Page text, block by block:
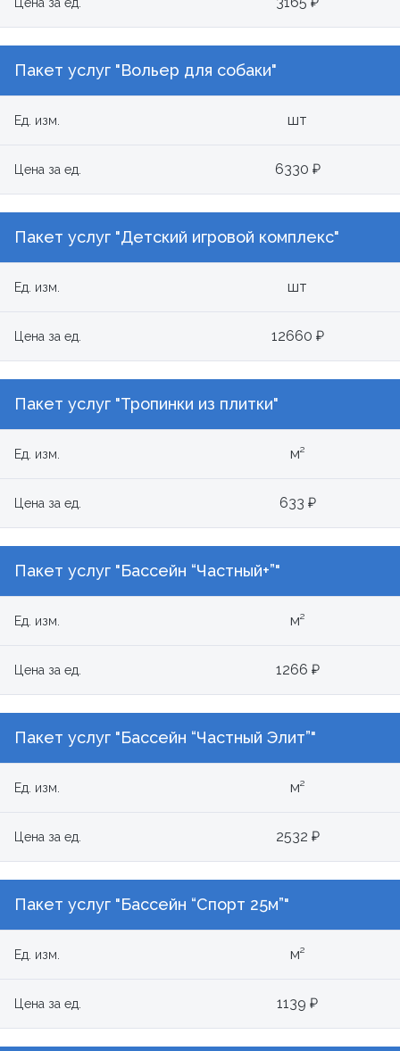
Пакет услуг "Вольер для собаки"
Ед. изм. шт
Цена за ед. 6330 ₽
Пакет услуг "Детский игровой комплекс"
Ед. изм. шт
Цена за ед. 12660 ₽
Пакет услуг "Тропинки из плитки"
Ед. изм. м²
Цена за ед. 633 ₽
Пакет услуг "Бассейн “Частный+”"
Ед. изм. м²
Цена за ед. 1266 ₽
Пакет услуг "Бассейн “Частный Элит”"
Ед. изм. м²
Цена за ед. 2532 ₽
Пакет услуг "Бассейн “Спорт 25м”"
Ед. изм. м²
Цена за ед. 1139 ₽